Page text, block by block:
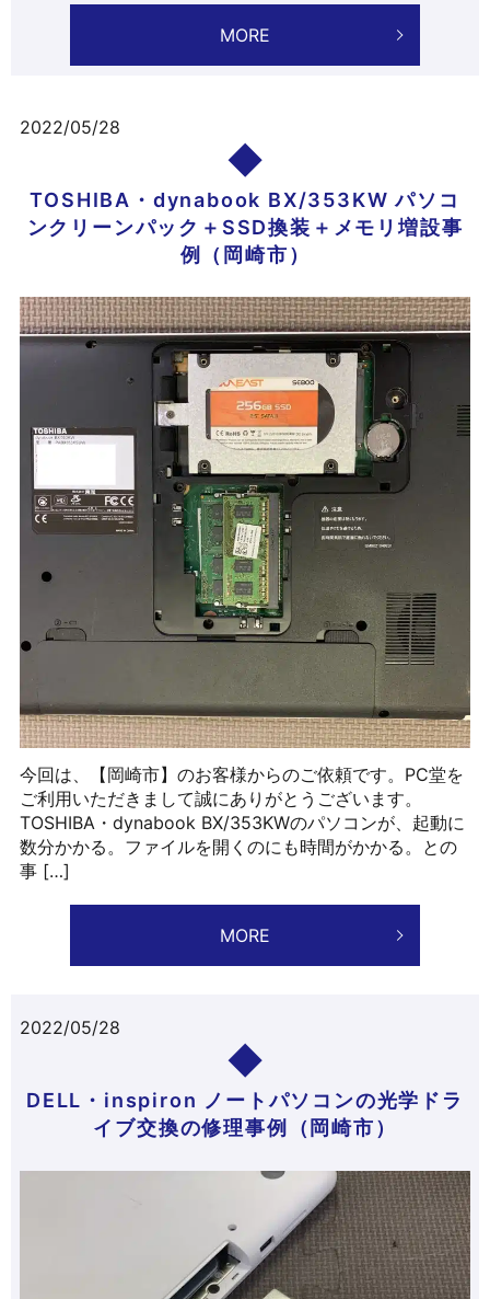
MORE
2022/05/28
TOSHIBA・dynabook BX/353KW パソコ
ンクリーンパック＋SSD換装＋メモリ増設事
例（岡崎市）
今回は、【岡崎市】のお客様からのご依頼です。PC堂を
ご利用いただきまして誠にありがとうございます。
TOSHIBA・dynabook BX/353KWのパソコンが、起動に
数分かかる。ファイルを開くのにも時間がかかる。との
事 […]
MORE
2022/05/28
DELL・inspiron ノートパソコンの光学ドラ
イブ交換の修理事例（岡崎市）